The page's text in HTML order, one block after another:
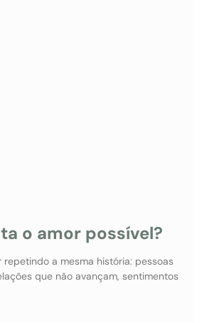
o amor possível?
repetindo a mesma história: pessoas
que não avançam, sentimentos